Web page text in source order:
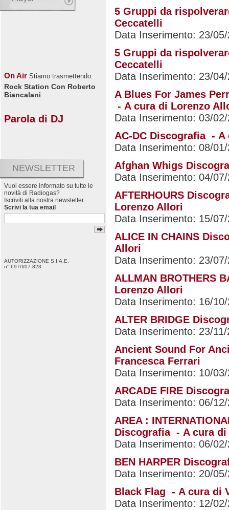
On Air Stiamo trasmettendo:
Rock Station Con Roberto
Biancalani
Parola di DJ
NEWSLETTER
Vuoi essere informato su tutte le
novità di Radiogas?
Iscriviti alla nostra newsletter
Scrivi la tua email
AUTORIZZAZIONE S.I.A.E.
n° 697/I/07-823
5 Gruppi da
Ceccatelli
Data Inserimento: 23/
5 Gruppi da
Ceccatelli
Data Inserimento: 23/
A Blues For James
- A cura di Lorenzo
Data Inserimento: 03/
AC-DC Discografia -
Data Inserimento: 08/
Afghan Whigs
Data Inserimento: 04/
AFTERHOURS
Lorenzo Allori
Data Inserimento: 15/
ALICE IN CHAINS
Allori
Data Inserimento: 23/
ALLMAN BROTHERS
Lorenzo Allori
Data Inserimento: 16/
ALTER BRIDGE
Data Inserimento: 23/
Ancient Sound For
Francesca Ferrari
Data Inserimento: 10/
ARCADE FIRE
Data Inserimento: 06/
AREA :
Discografia - A cura
Data Inserimento: 06/
BEN HARPER
Data Inserimento: 20/
Black Flag - A cura di
Data Inserimento: 12/